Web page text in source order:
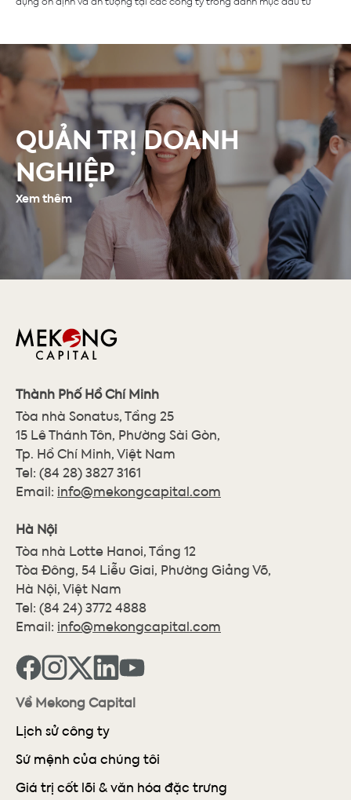
QUẢN TRỊ DOANH
NGHIỆP
Xem thêm
Thành Phố Hồ Chí Minh
Tòa nhà Sonatus, Tầng 25
15 Lê Thánh Tôn, Phường Sài Gòn,
Tp. Hồ Chí Minh, Việt Nam
Tel: (84 28) 3827 3161
Email: info@mekongcapital.com
Hà Nội
Tòa nhà Lotte Hanoi, Tầng 12
Tòa Đông, 54 Liễu Giai, Phường Giảng Võ,
Hà Nội, Việt Nam
Tel: (84 24) 3772 4888
Email: info@mekongcapital.com
Về Mekong Capital
Lịch sử công ty
Sứ mệnh của chúng tôi
Giá trị cốt lõi & văn hóa đặc trưng